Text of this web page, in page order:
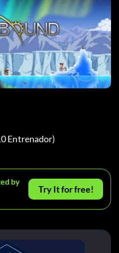
Entrenador)
by
Try It for free!